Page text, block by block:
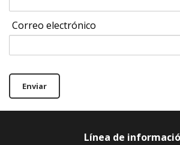
Correo electrónico
Enviar
Línea de